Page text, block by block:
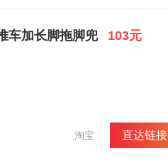
车加长脚拖脚兜 103元
直达链接
淘宝